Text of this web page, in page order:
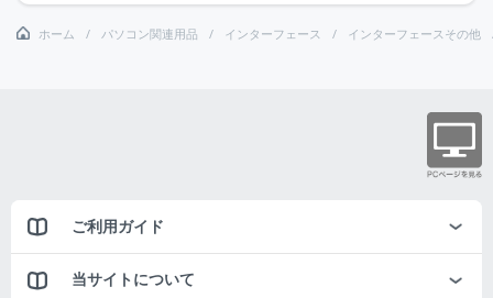
ホーム パソコン関連用品 インターフェース インターフェースその他
ご利用ガイド
当サイトについて